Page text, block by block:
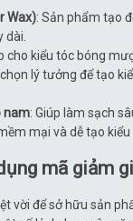
Wax): Sản phẩm tạo
dài.
cho kiểu tóc bóng
lý tưởng để tạo
nam: Giúp làm sạch
mại và dễ tạo kiểu
mã giảm
vời để sở hữu sản